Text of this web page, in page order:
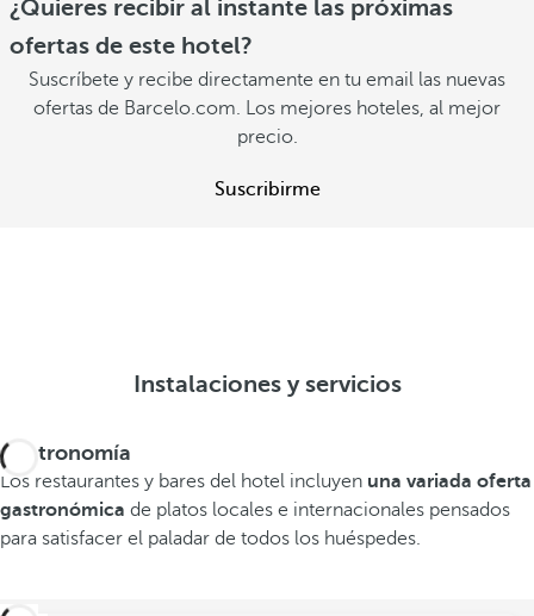
¿Quieres recibir al instante las próximas
ofertas de este hotel?
Suscríbete y recibe directamente en tu email las nuevas
ofertas de Barcelo.com. Los mejores hoteles, al mejor
precio.
Suscribirme
Instalaciones y servicios
Gastronomía
Los restaurantes y bares del hotel incluyen una variada oferta
gastronómica de platos locales e internacionales pensados
para satisfacer el paladar de todos los huéspedes.